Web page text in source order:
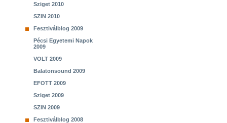
Sziget 2010
SZIN 2010
Fesztiválblog 2009
Pécsi Egyetemi Napok
2009
VOLT 2009
Balatonsound 2009
EFOTT 2009
Sziget 2009
SZIN 2009
Fesztiválblog 2008